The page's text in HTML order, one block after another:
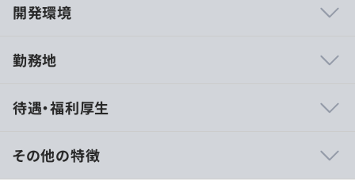
開発環境
す。
デザインスクラム系イベントに登壇しています。
今後は、AIや機械学習に関わる開発もおこなっていく予定
勤務地
待遇・福利厚生
その他の特徴